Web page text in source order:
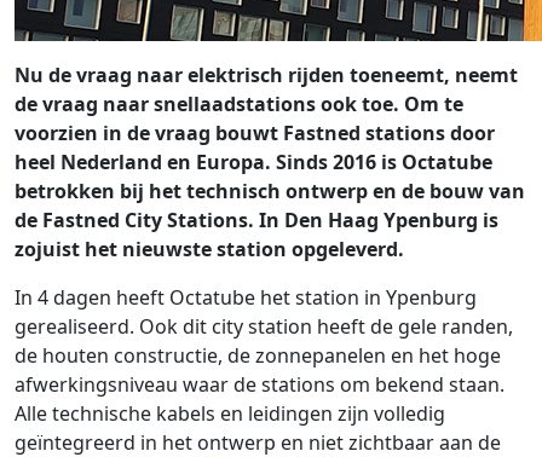
Nu de vraag naar elektrisch rijden toeneemt, neemt
de vraag naar snellaadstations ook toe. Om te
voorzien in de vraag bouwt Fastned stations door
heel Nederland en Europa. Sinds 2016 is Octatube
betrokken bij het technisch ontwerp en de bouw van
de Fastned City Stations. In Den Haag Ypenburg is
zojuist het nieuwste station opgeleverd.
In 4 dagen heeft Octatube het station in Ypenburg
gerealiseerd. Ook dit city station heeft de gele randen,
de houten constructie, de zonnepanelen en het hoge
afwerkingsniveau waar de stations om bekend staan.
Alle technische kabels en leidingen zijn volledig
geïntegreerd in het ontwerp en niet zichtbaar aan de